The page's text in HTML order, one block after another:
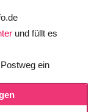
und füllt es
ein